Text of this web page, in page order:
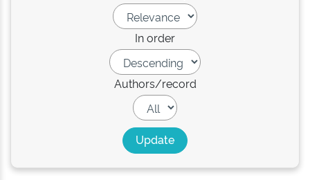
In order
Authors/record